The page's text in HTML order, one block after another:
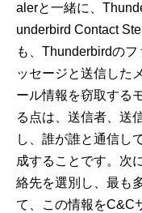
alerと一緒に、
underbird Contact
も、Thunderbirdの
ッセージと送信した
ール情報を窃取する
る点は、送信者、送
し、誰が誰と通信し
成することです。次
絡先を選別し、最も
て、この情報をC&C